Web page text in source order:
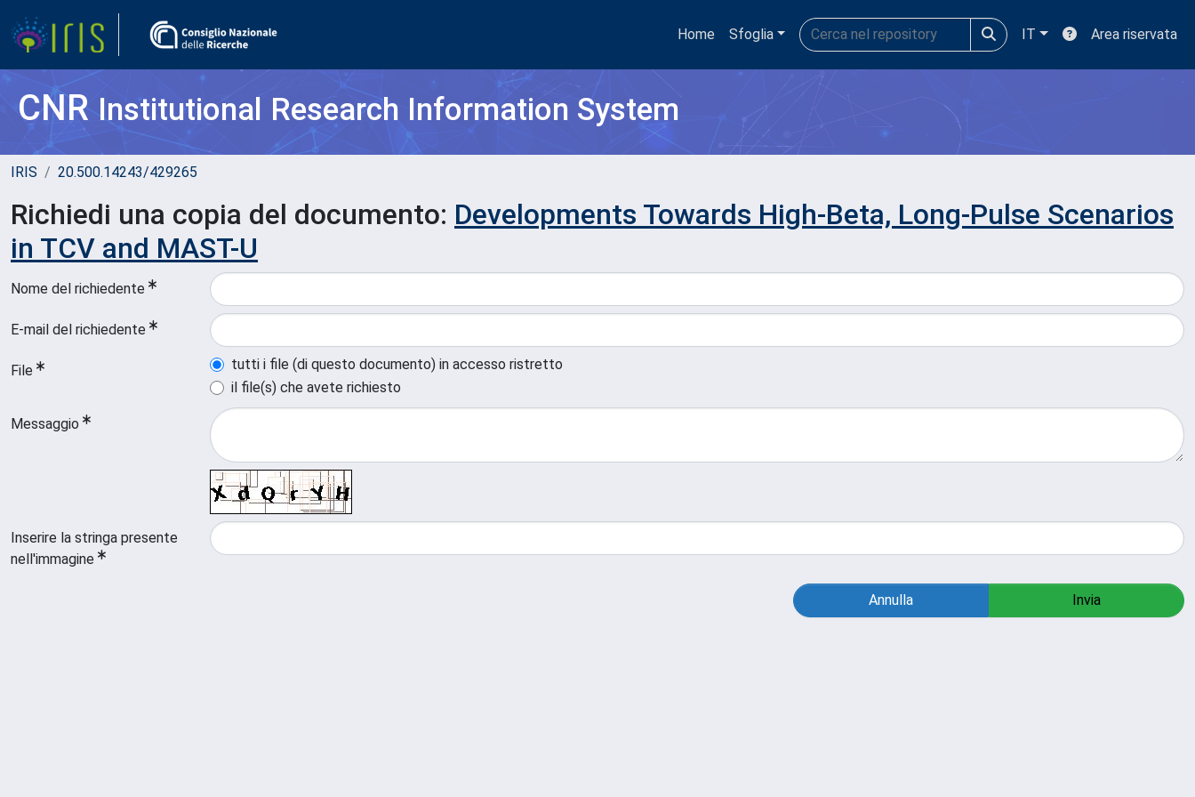
Home Sfoglia IT Area riservata
CNRInstitutional Research Information System
IRIS 20.500.14243/429265
Richiedi una copia del documento: Developments Towards High-Beta, Long-Pulse Scenarios
in TCV and MAST-U
Nome del richiedente
E-mail del richiedente
File
tutti i file (di questo documento) in accesso ristretto
il file(s) che avete richiesto
Messaggio
Inserire la stringa presente
nell'immagine
Annulla Invia